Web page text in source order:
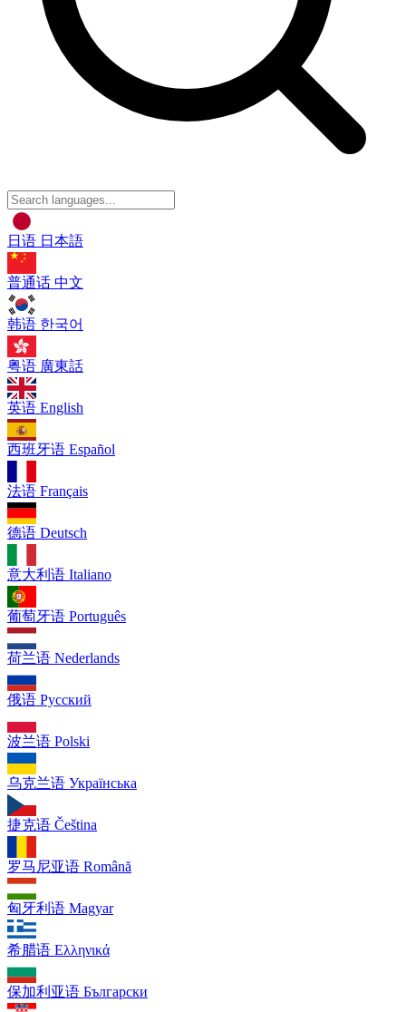
日语 日本語
普通话 中文
韩语 한국어
粤语 廣東話
英语 English
西班牙语 Español
法语 Français
德语 Deutsch
意大利语 Italiano
葡萄牙语 Português
荷兰语 Nederlands
俄语 Русский
波兰语 Polski
乌克兰语 Українська
捷克语 Čeština
罗马尼亚语 Română
匈牙利语 Magyar
希腊语 Ελληνικά
保加利亚语 Български